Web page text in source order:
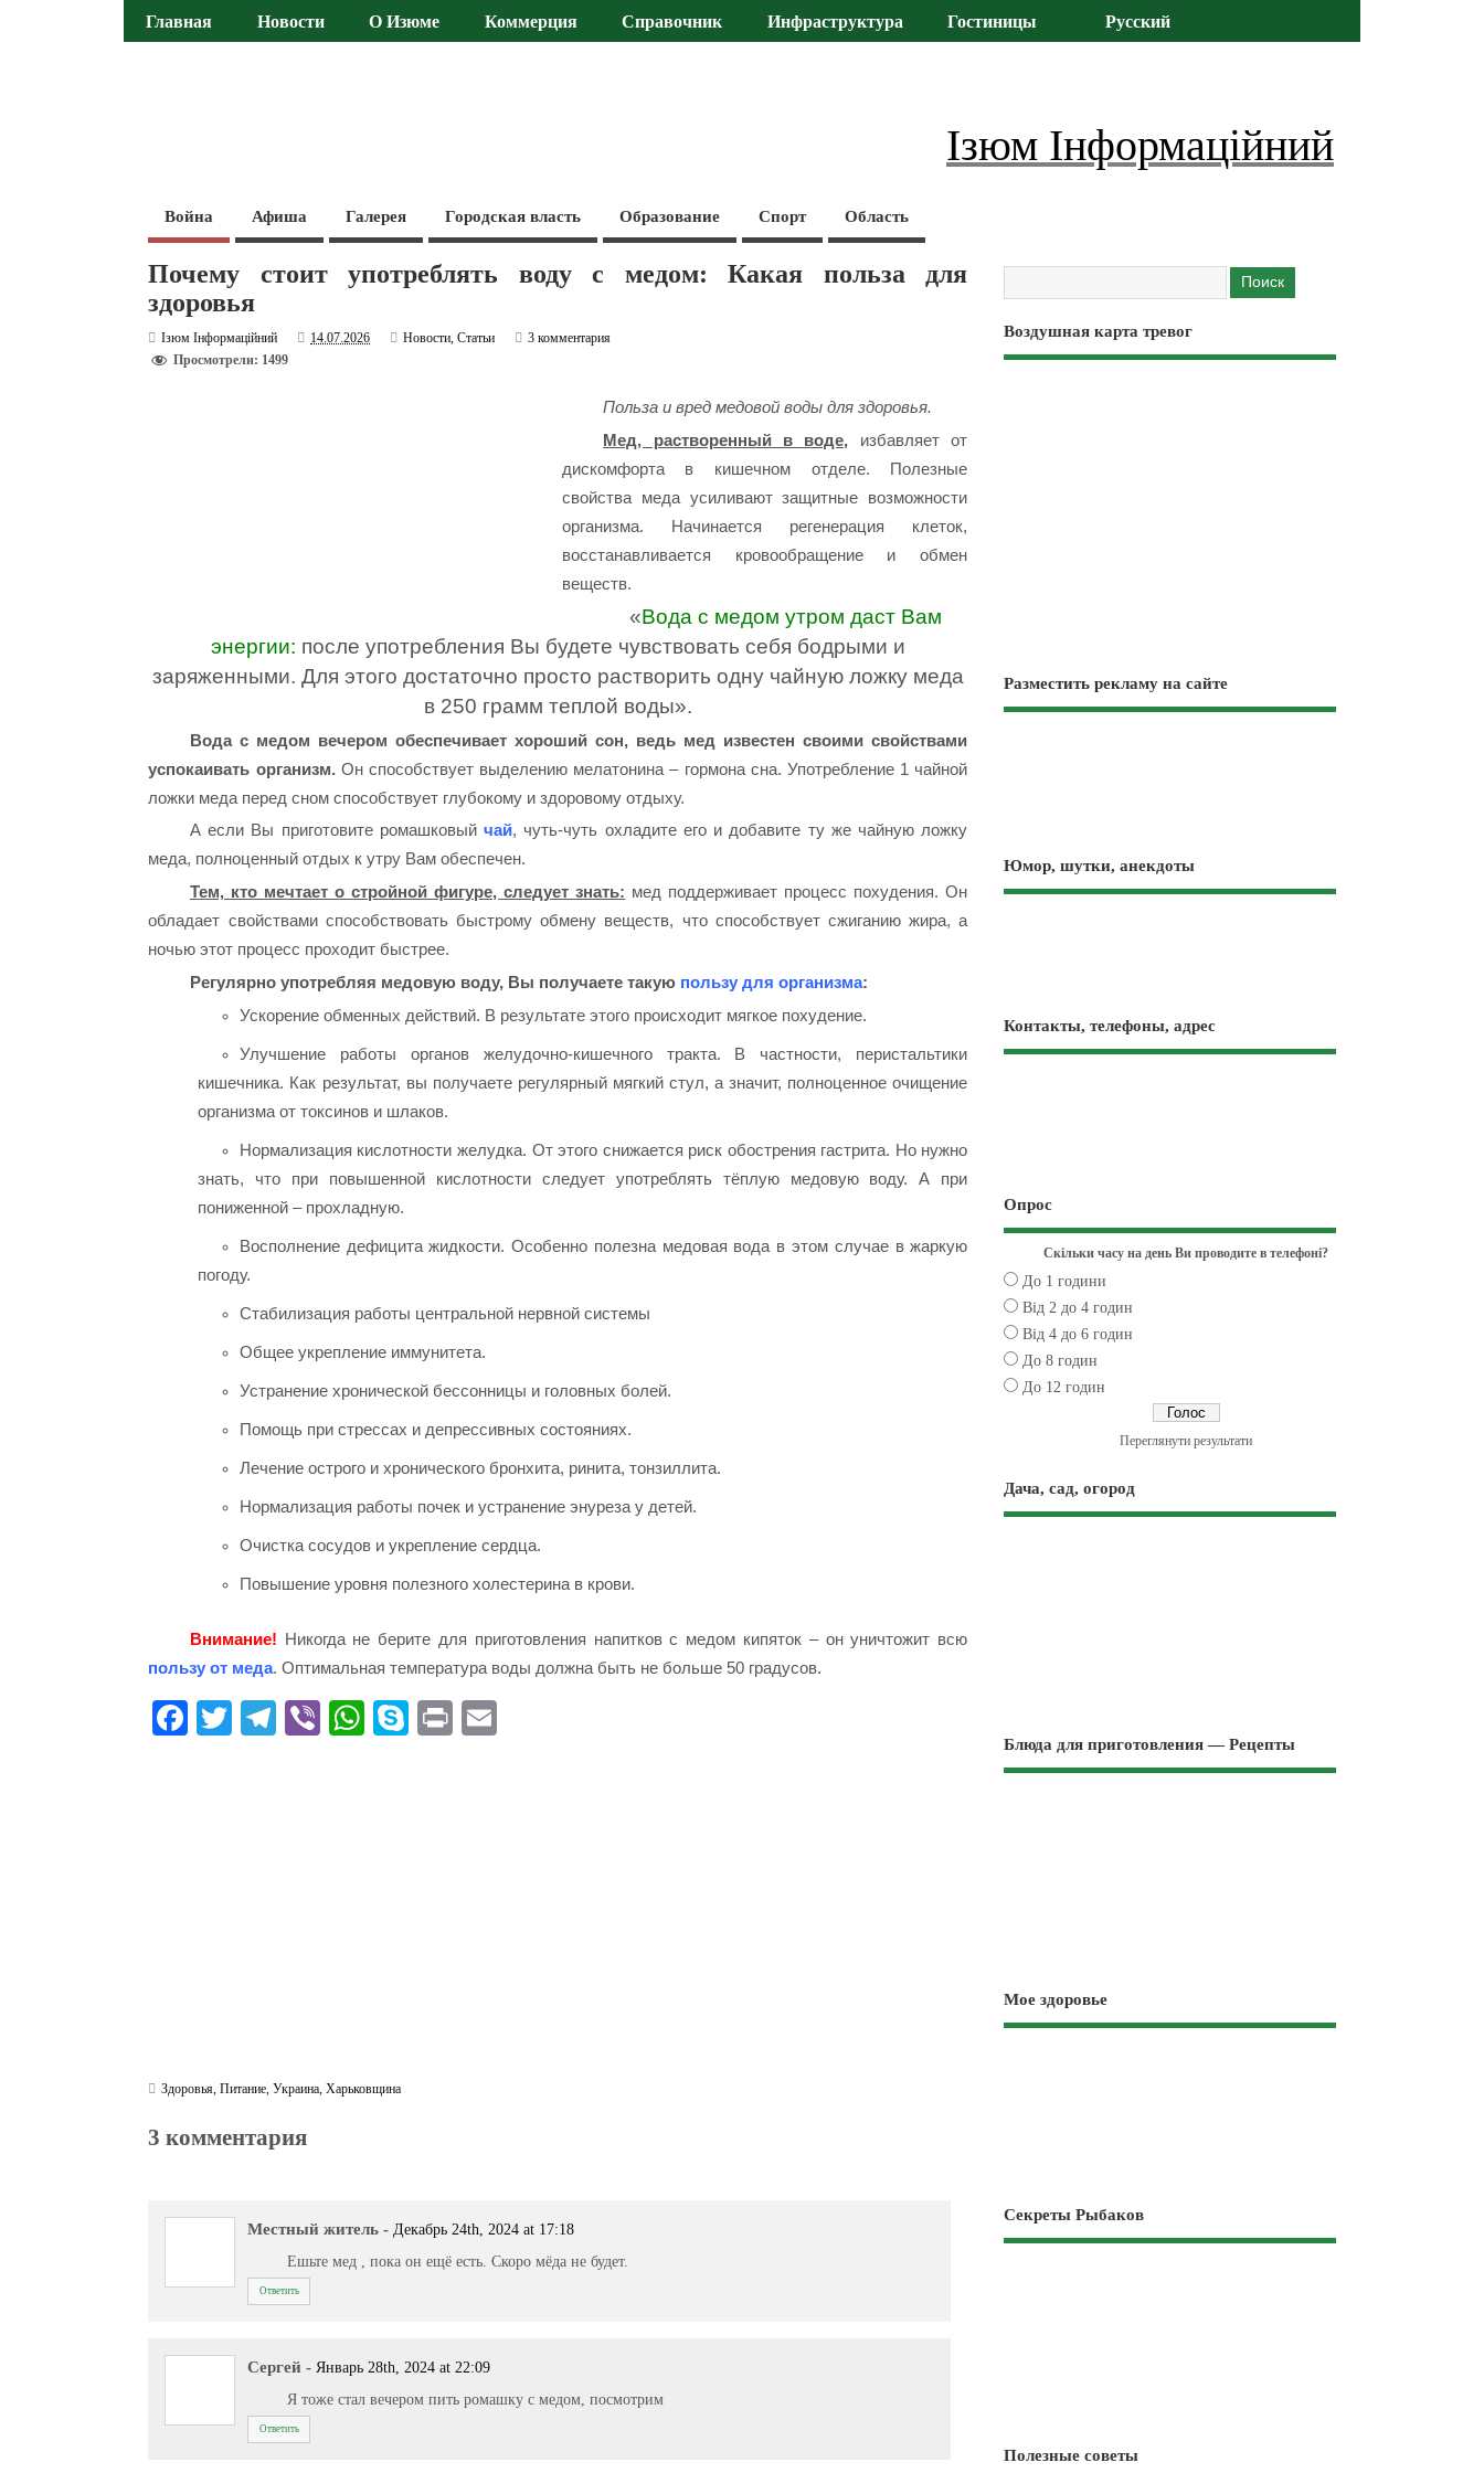
Главная Новости О Изюме Коммерция Справочник Инфраструктура Гостиницы Русский
Ізюм Інформаційний
Война Афиша Галерея Городская власть Образование Спорт Область
Почему стоит употреблять воду с медом: Какая польза для
здоровья
Ізюм Інформаційний 14.07.2026 Новости,Статьи
3 комментария
Просмотрели: 1499
Польза и вред медовой воды для здоровья.
Мед, растворенный в воде, избавляет от
дискомфорта в кишечном отделе. Полезные
свойства меда усиливают защитные возможности
организма. Начинается регенерация клеток,
восстанавливается кровообращение и обмен
веществ.
«Вода с медом утром даст Вам
энергии: после употребления Вы будете чувствовать себя бодрыми и
заряженными. Для этого достаточно просто растворить одну чайную ложку меда
в 250 грамм теплой воды».
Вода с медом вечером обеспечивает хороший сон, ведь мед известен своими свойствами
успокаивать организм.Он способствует выделению мелатонина – гормона сна. Употребление 1 чайной
ложки меда перед сном способствует глубокому и здоровому отдыху.
А если Вы приготовите ромашковыйчай, чуть-чуть охладите его и добавите ту же чайную ложку
меда, полноценный отдых к утру Вам обеспечен.
Тем, кто мечтает о стройной фигуре, следует знать: мед поддерживает процесс похудения. Он
обладает свойствами способствовать быстрому обмену веществ, что способствует сжиганию жира, а
ночью этот процесс проходит быстрее.
Регулярно употребляя медовую воду, Вы получаете такую пользу для организма:
Ускорение обменных действий. В результате этого происходит мягкое похудение.
Улучшение работы органов желудочно-кишечного тракта. В частности, перистальтики
кишечника. Как результат, вы получаете регулярный мягкий стул, а значит, полноценное очищение
организма от токсинов и шлаков.
Нормализация кислотности желудка. От этого снижается риск обострения гастрита. Но нужно
знать, что при повышенной кислотности следует употреблять тёплую медовую воду. А при
пониженной – прохладную.
Восполнение дефицита жидкости. Особенно полезна медовая вода в этом случае в жаркую
погоду.
Стабилизация работы центральной нервной системы
Общее укрепление иммунитета.
Устранение хронической бессонницы и головных болей.
Помощь при стрессах и депрессивных состояниях.
Лечение острого и хронического бронхита, ринита, тонзиллита.
Нормализация работы почек и устранение энуреза у детей.
Очистка сосудов и укрепление сердца.
Повышение уровня полезного холестерина в крови.
Внимание! Никогда не берите для приготовления напитков с медом кипяток – он уничтожит всю
пользу от меда. Оптимальная температура воды должна быть не больше 50 градусов.
Fa T
Te Vi
W
S
Pr
Здоровья ,Питание ,Украина ,Харьковщина
3 комментария
Местный житель - Декабрь 24th, 2024 at 17:18
Ешьте мед , пока он ещё есть. Скоро мёда не будет.
Ответить
Сергей - Январь 28th, 2024 at 22:09
Я тоже стал вечером пить ромашку с медом, посмотрим
Ответить
Воздушная карта тревог
Разместить рекламу на сайте
Юмор, шутки, анекдоты
Контакты, телефоны, адрес
Опрос
Скільки часу на день Ви проводите в телефоні?
До 1 години
Від 2 до 4 годин
Від 4 до 6 годин
До 8 годин
До 12 годин
Переглянути результати
Дача, сад, огород
Блюда для приготовления — Рецепты
Мое здоровье
Секреты Рыбаков
Полезные советы